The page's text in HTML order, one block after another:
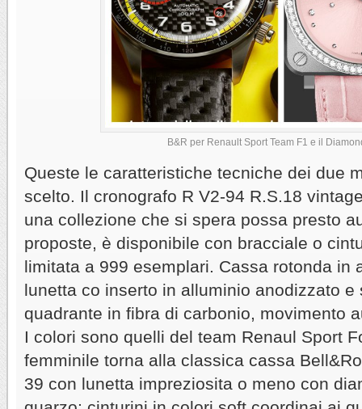
B&R per Renault Sport Team F1 e il
Queste le caratteristiche tecniche dei due
scelto. Il cronografo R V2-94 R.S.18
una collezione che si spera possa presto
proposte, è disponibile con bracciale o
limitata a 999 esemplari. Cassa rotonda in
lunetta co inserto in alluminio anodizzato e
quadrante in fibra di carbonio, movimento
I colori sono quelli del team Renaul Sport
femminile torna alla classica cassa
39 con lunetta impreziosita o meno con